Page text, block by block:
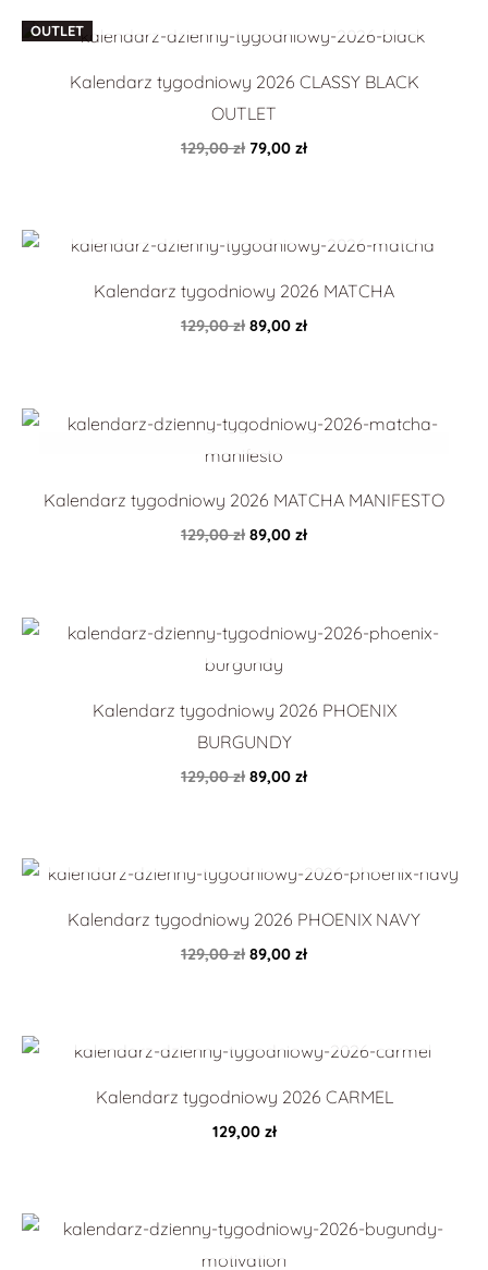
OUTLET
Kalendarz tygodniowy 2026 CLASSY BLACK
OUTLET
129,00zł
cena
129,00 zł.
79,00 zł
cena
79,00 zł.
Kalendarz tygodniowy 2026 MATCHA
129,00zł
cena
129,00 zł.
89,00 zł
cena
89,00 zł.
Kalendarz tygodniowy 2026 MATCHA MANIFESTO
129,00zł
Pierwotna
cena
wynosiła:
89,00 zł
Aktualna
cena
Kalendarz tygodniowy 2026 PHOENIX
BURGUNDY
129,00zł
Pierwotna
cena
wynosiła:
89,00 zł
Aktualna
cena
Kalendarz tygodniowy 2026 PHOENIX NAVY
129,00zł
cena
129,00 zł.
89,00 zł
cena
89,00 zł.
Kalendarz tygodniowy 2026 CARMEL
129,00 zł
Pierwotna
cena
wynosiła:
Aktualna
cena